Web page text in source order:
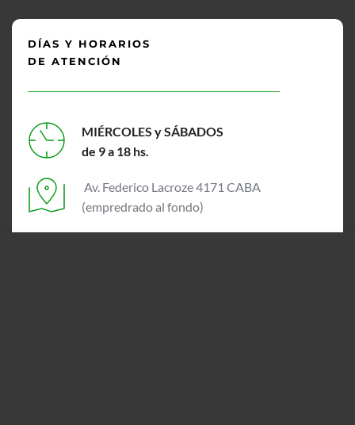
DÍAS Y HORARIOS
DE ATENCIÓN
MIÉRCOLES y SÁBADOS
de 9 a 18 hs.
Av. Federico Lacroze 4171 CABA
(empredrado al fondo)